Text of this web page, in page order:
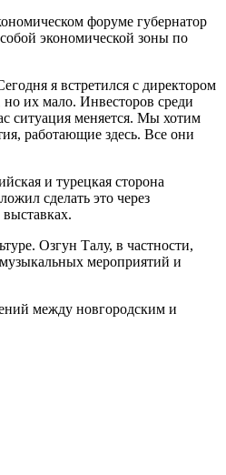
форуме губернатор
экономической зоны по
я встретился с директором
их мало. Инвесторов среди
ситуация меняется. Мы хотим
работающие здесь. Все они
и турецкая сторона
сделать это через
Озгун Талу, в частности,
мероприятий и
между новгородским и